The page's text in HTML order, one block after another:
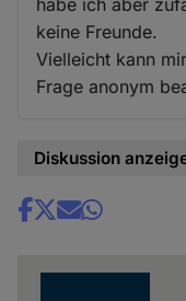
keine Freunde.
Vielleicht kann
Frage anonym
Diskussion
Share